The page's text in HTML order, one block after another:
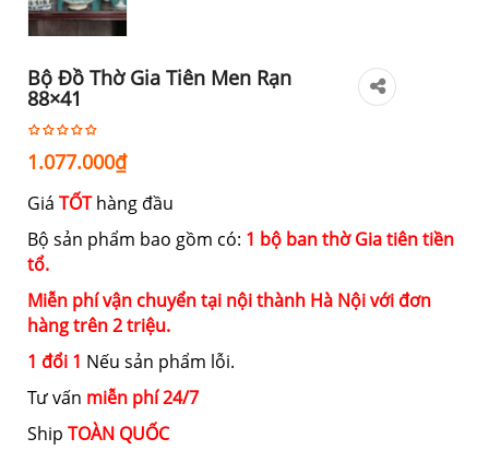
Bộ Đồ Thờ Gia Tiên Men Rạn
88×41
1.077.000₫
Giá TỐThàng đầu
Bộ sản phẩm bao gồm có: 1 bộ ban thờ Gia tiên tiền
tổ.
Miễn phí vận chuyển tại nội thành Hà Nội với đơn
hàng trên 2 triệu.
1 đổi 1 Nếu sản phẩm lỗi.
Tư vấn miễn phí 24/7
Ship TOÀN QUỐC